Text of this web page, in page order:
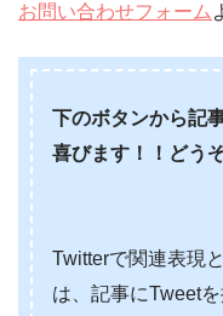
お問い合わせフォーム
下のボタンから記
喜びます！！どう
Twitterで関連表現
は、記事にTweet